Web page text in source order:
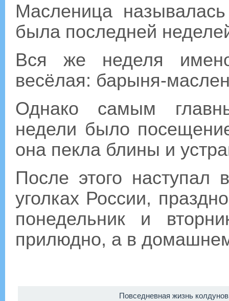
Масленица
была последней
Вся же неделя
весёлая: барыня-
Однако самым
недели было
она пекла блины и
После этого наступал
уголках России,
понедельник и
прилюдно, а в домашнем
Повседневная жизнь